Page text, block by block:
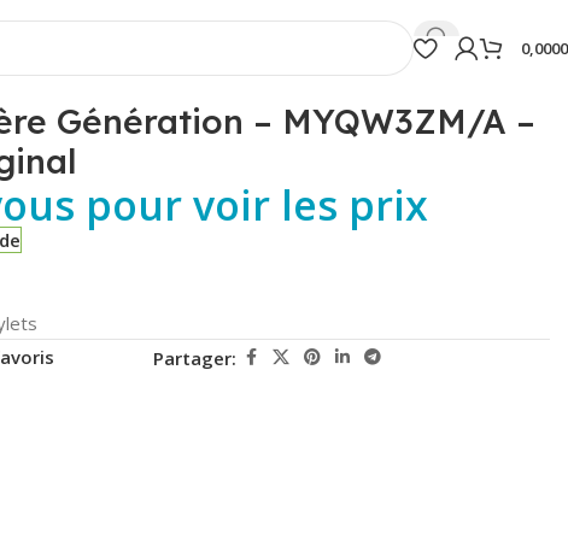
Génération – MYQW3ZM/A –
pour voir les prix
Partager: